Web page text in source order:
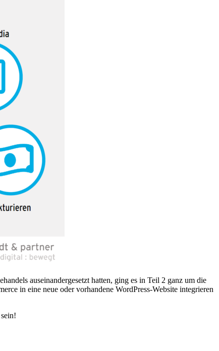
auseinandergesetzt hatten, ging es in Teil 2 ganz um die
in eine neue oder vorhandene WordPress-Website integrieren